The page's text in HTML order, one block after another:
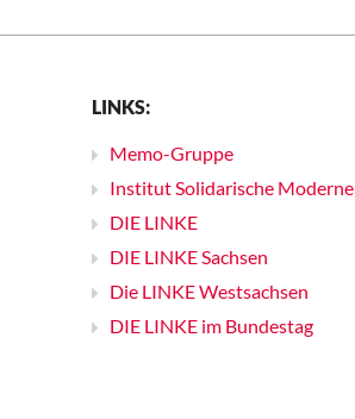
LINKS:
Memo-Gruppe
Institut Solidarische Moderne
DIE LINKE
DIE LINKE Sachsen
Die LINKE Westsachsen
DIE LINKE im Bundestag